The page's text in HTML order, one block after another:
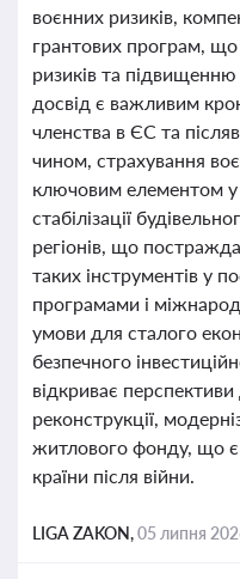
воєнних ризиків,
грантових програм,
ризиків та підвищенню
досвід є важливим
членства в ЄС та
чином, страхування
ключовим елементом у
стабілізації
регіонів, що
таких інструментів у
програмами і
умови для сталого
безпечного
відкриває
реконструкції,
житлового фонду, що
країни після війни.
LIGA ZAKON,05 липня